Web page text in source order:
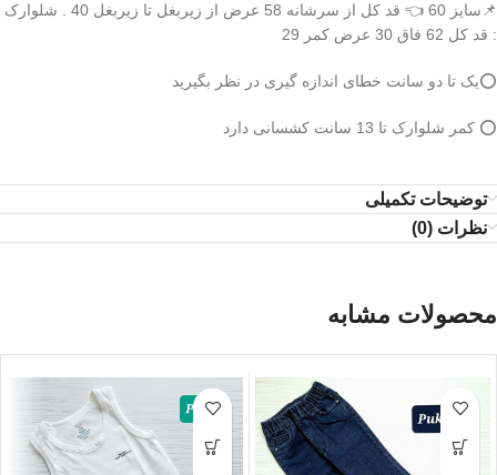
📌سایز 60 👈 قد کل از سرشانه 58 عرض از زیربغل تا زیربغل 40 . شلوارک
: قد کل 62 فاق 30 عرض کمر 29
⭕️یک تا دو سانت خطای اندازه گیری در نظر بگیرید
⭕️ کمر شلوارک تا 13 سانت کشسانی دارد
توضیحات تکمیلی
نظرات (0)
محصولات مشابه